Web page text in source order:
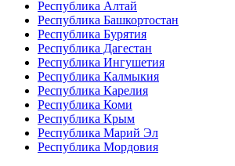
Республика Алтай
Республика Башкортостан
Республика Бурятия
Республика Дагестан
Республика Ингушетия
Республика Калмыкия
Республика Карелия
Республика Коми
Республика Крым
Республика Марий Эл
Республика Мордовия